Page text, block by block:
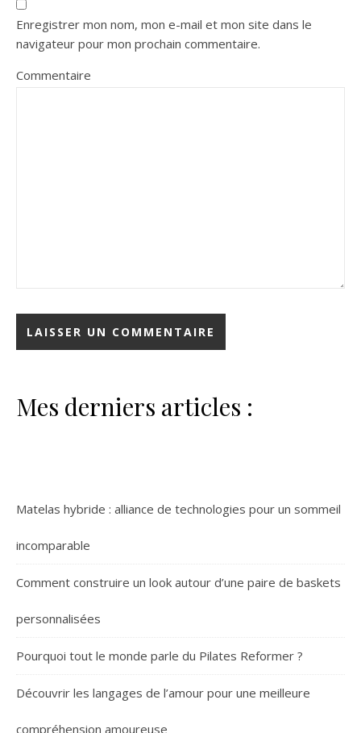
Enregistrer mon nom, mon e-mail et mon site dans le
navigateur pour mon prochain commentaire.
Commentaire
Mes derniers articles :
Matelas hybride : alliance de technologies pour un sommeil
incomparable
Comment construire un look autour d’une paire de baskets
personnalisées
Pourquoi tout le monde parle du Pilates Reformer ?
Découvrir les langages de l’amour pour une meilleure
compréhension amoureuse